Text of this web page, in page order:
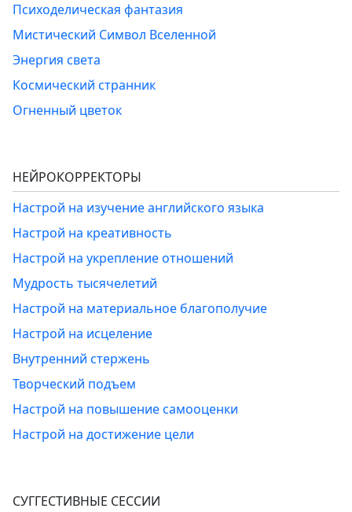
Психоделическая фантазия
Мистический Символ Вселенной
Энергия света
Космический странник
Огненный цветок
НЕЙРОКОРРЕКТОРЫ
Настрой на изучение английского языка
Настрой на креативность
Настрой на укрепление отношений
Мудрость тысячелетий
Настрой на материальное благополучие
Настрой на исцеление
Внутренний стержень
Творческий подъем
Настрой на повышение самооценки
Настрой на достижение цели
СУГГЕСТИВНЫЕ СЕССИИ